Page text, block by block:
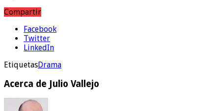
Compartir
Facebook
Twitter
LinkedIn
EtiquetasDrama
Acerca de Julio Vallejo